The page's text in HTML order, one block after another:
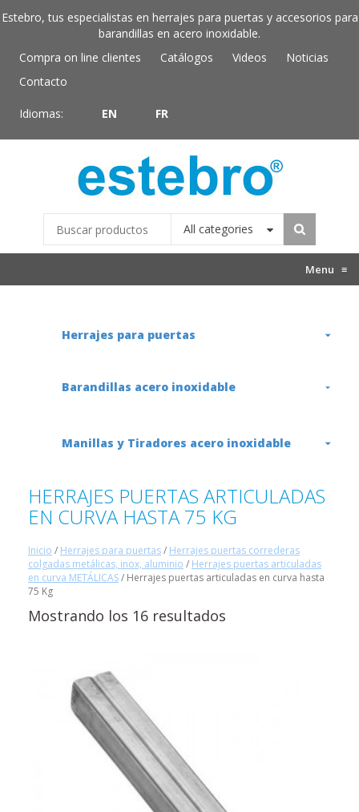
Estebro, tus especialistas en herrajes para puertas y accesorios para
barandillas en acero inoxidable.
Compra on line clientes
Catálogos Videos
Noticias
Contacto
Idiomas: EN FR
All categories
Menu ≡
Herrajes para puertas
Barandillas acero inoxidable
Manillas y Tiradores acero inoxidable
HERRAJES PUERTAS ARTICULADAS
EN CURVA HASTA 75 KG
Inicio / Herrajes para puertas/ Herrajes puertas correderas
colgadas metálicas, inox, aluminio / Herrajes puertas articuladas
en curva METÁLICAS/ Herrajes puertas articuladas en curva hasta
75 Kg
Mostrando los 16 resultados